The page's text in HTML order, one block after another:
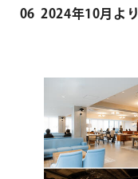
06 2024年10月よ